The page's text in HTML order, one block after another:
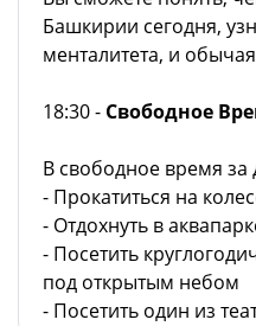
Башкирии сегодня,
менталитета, и
18:30 - Свободное
В свободное время за
- Прокатиться на
- Отдохнуть в
- Посетить
под открытым небом
- Посетить один из